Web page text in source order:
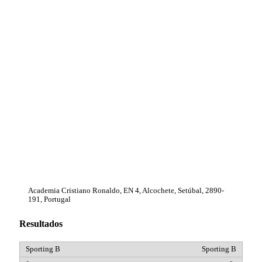
Academia Cristiano Ronaldo, EN 4, Alcochete, Setúbal, 2890-
191, Portugal
Resultados
Sporting B